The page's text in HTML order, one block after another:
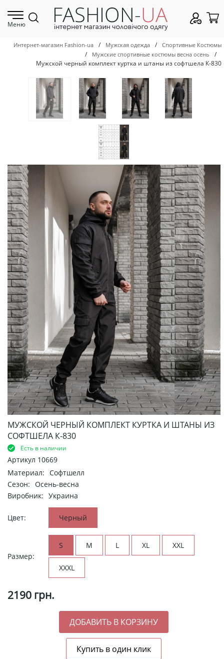
Меню
Интернет-магазин Fashion-ua / Мужская одежда / Спортивные Костюмы
/ Мужские спортивные костюмы весна осень
/
Мужской черный комплект куртка и штаны из софтшела К-830
МУЖСКОЙ ЧЕРНЫЙ КОМПЛЕКТ КУРТКА И ШТАНЫ ИЗ
СОФТШЕЛА К-830
Есть в наличии
Артикул 10669
Материал: Софтшелл
Сезон: Осень-весна
Виробник: Украина
Цвет: Черный
Размер:
S M L XL XXL
XXXL
2190 грн.